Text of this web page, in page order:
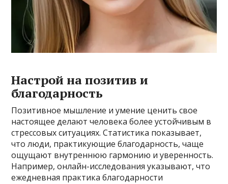
Настрой на позитив и
благодарность
Позитивное мышление и умение ценить свое
настоящее делают человека более устойчивым в
стрессовых ситуациях. Статистика показывает,
что люди, практикующие благодарность, чаще
ощущают внутреннюю гармонию и уверенность.
Например, онлайн-исследования указывают, что
ежедневная практика благодарности